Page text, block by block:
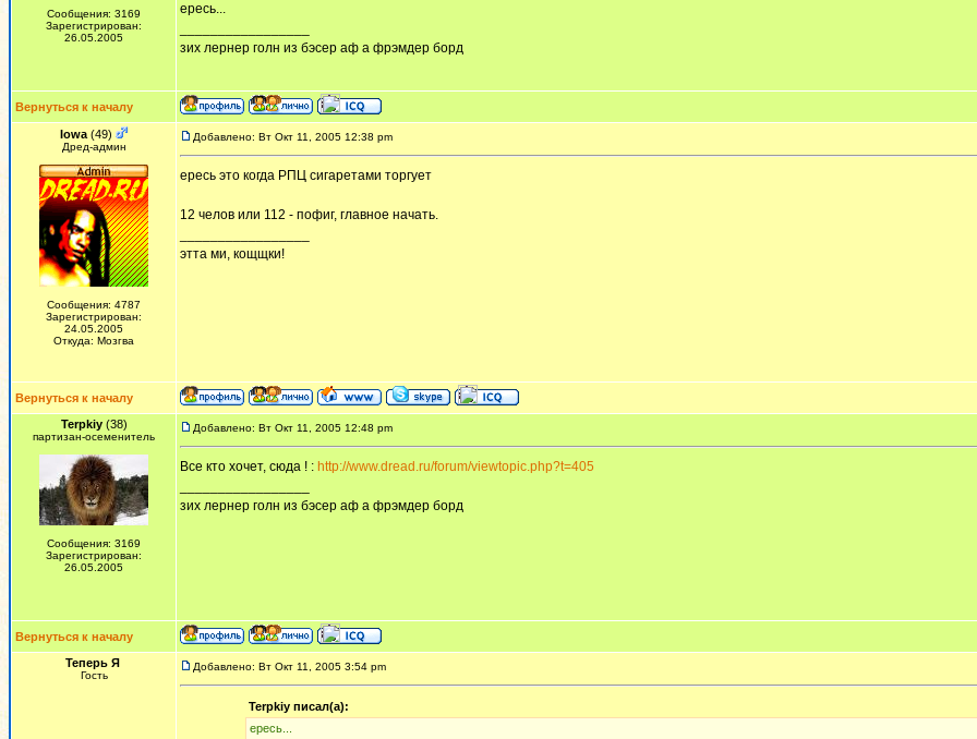
Сообщения: 3169
Зарегистрирован:
26.05.2005
ересь...
зих лернер голн из бэсер аф а фрэмдер борд
Вернуться к началу
Iowa (49)
Дред-админ
Сообщения: 4787
Зарегистрирован:
24.05.2005
Откуда: Мозгва
Добавлено: Вт Окт 11, 2005 12:38 pm
ересь это когда РПЦ сигаретами торгует
12 челов или 112 - пофиг, главное начать.
этта ми, кощщки!
Вернуться к началу
Terpkiy(38)
партизан-осеменитель
Сообщения: 3169
Зарегистрирован:
26.05.2005
Добавлено: Вт Окт 11, 2005 12:48 pm
Все кто хочет, сюда ! : http://www.dread.ru/forum/viewtopic.php?t=405
зих лернер голн из бэсер аф а фрэмдер борд
Вернуться к началу
Теперь Я
Гость
Добавлено: Вт Окт 11, 2005 3:54 pm
Terpkiy писал(а):
ересь...